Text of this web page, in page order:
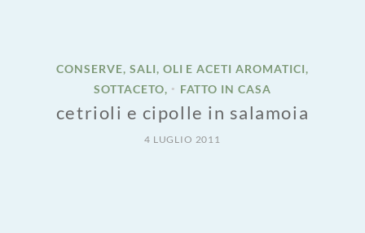
CONSERVE, SALI, OLI E ACETI AROMATICI,
SOTTACETO, • FATTO IN CASA
cetrioli e cipolle in salamoia
4 LUGLIO 2011